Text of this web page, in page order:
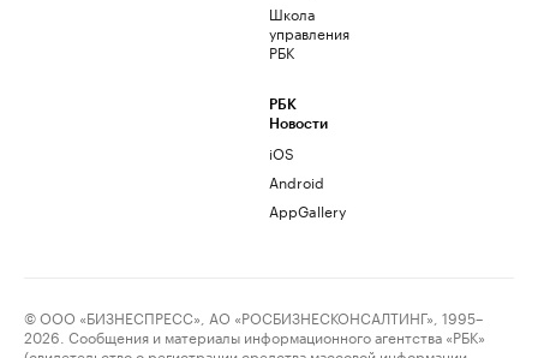
Школа
управления
РБК
РБК
Новости
iOS
Android
AppGallery
© ООО «БИЗНЕСПРЕСС», АО «РОСБИЗНЕСКОНСАЛТИНГ», 1995–
2026. Сообщения и материалы информационного агентства «РБК»